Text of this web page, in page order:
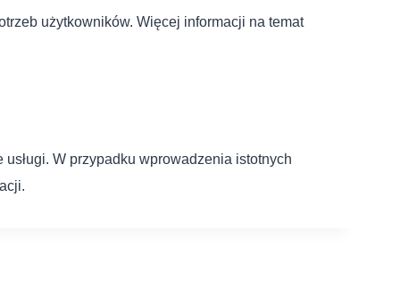
użytkowników. Więcej informacji na temat
W przypadku wprowadzenia istotnych